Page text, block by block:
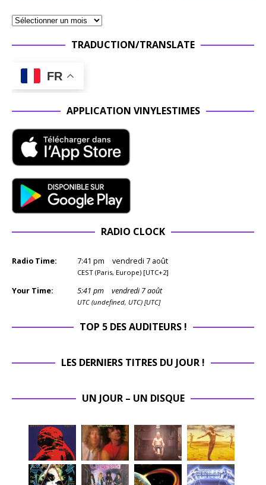
TRADUCTION/TRANSLATE
FR
APPLICATION VINYLESTIMES
RADIO CLOCK
Radio Time: 7:41 pm vendredi 7 août
CEST (Paris, Europe) [UTC+2]
Your Time: 5:41 pm vendredi 7 août
UTC (undefined, UTC) [UTC]
TOP 5 DES AUDITEURS !
LES DERNIERS TITRES DU JOUR !
UN JOUR – UN DISQUE